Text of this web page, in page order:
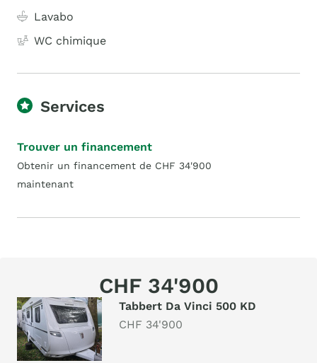
Lavabo
WC chimique
Services
Trouver un financement
Obtenir un financement de CHF 34'900
maintenant
CHF 34'900
Tabbert Da Vinci 500 KD
CHF 34'900